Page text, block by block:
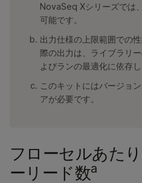
NovaSeq Xシリーズでは
可能です。
出力仕様の上限範囲での
際の出力は、ライブラリ
よびランの最適化に依存し
このキットにはバージョ
アが必要です。
フローセルあた
ーリード数a